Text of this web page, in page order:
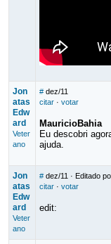
Jon
atas
Edw
ard
Veter
ano
# dez/11
citar· votar
MauricioBahia
Eu descobri
ajuda.
Jon
atas
Edw
ard
Veter
ano
# dez/11 · Editado
citar· votar
edit: